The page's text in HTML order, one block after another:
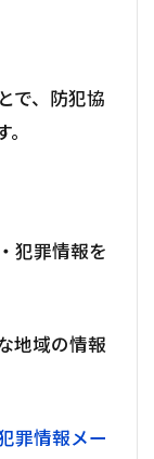
で、防犯協
犯罪情報を
地域の情報
罪情報メー